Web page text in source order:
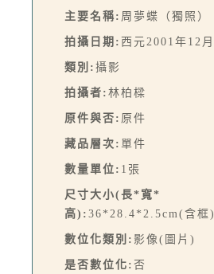
主要名稱: 周夢蝶（獨照）
拍攝日期: 西元2001年12月
類別: 攝影
拍攝者: 林柏樑
原件與否: 原件
藏品層次: 單件
數量單位: 1張
尺寸大小(長*寬*
高): 36*28.4*2.5cm(含框)
數位化類別: 影像(圖片)
是否數位化: 否